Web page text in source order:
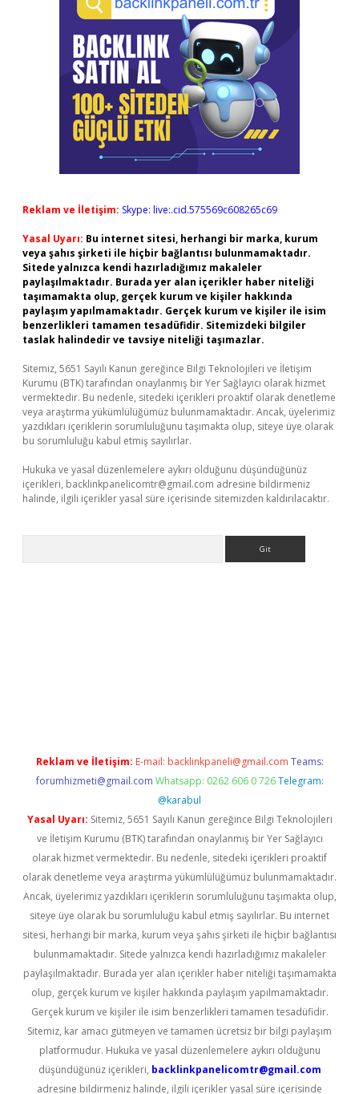
Reklam ve İletişim: Skype: live:.cid.575569c608265c69
Yasal Uyarı: Bu internet sitesi, herhangi bir marka, kurum
veya şahıs şirketi ile hiçbir bağlantısı bulunmamaktadır.
Sitede yalnızca kendi hazırladığımız makaleler
paylaşılmaktadır. Burada yer alan içerikler haber niteliği
taşımamakta olup, gerçek kurum ve kişiler hakkında
paylaşım yapılmamaktadır. Gerçek kurum ve kişiler ile isim
benzerlikleri tamamen tesadüfidir. Sitemizdeki bilgiler
taslak halindedir ve tavsiye niteliği taşımazlar.
Sitemiz, 5651 Sayılı Kanun gereğince Bilgi Teknolojileri ve İletişim
Kurumu (BTK) tarafından onaylanmış bir Yer Sağlayıcı olarak hizmet
vermektedir. Bu nedenle, sitedeki içerikleri proaktif olarak denetleme
veya araştırma yükümlülüğümüz bulunmamaktadır. Ancak, üyelerimiz
yazdıkları içeriklerin sorumluluğunu taşımakta olup, siteye üye olarak
bu sorumluluğu kabul etmiş sayılırlar.
Hukuka ve yasal düzenlemelere aykırı olduğunu düşündüğünüz
içerikleri, backlinkpanelicomtr@gmail.com adresine bildirmeniz
halinde, ilgili içerikler yasal süre içerisinde sitemizden kaldırılacaktır.
Reklam ve İletişim: E-mail: backlinkpaneli@gmail.com Teams:
forumhizmeti@gmail.com Whatsapp: 0262 606 0 726 Telegram:
@karabul
Yasal Uyarı: Sitemiz, 5651 Sayılı Kanun gereğince Bilgi Teknolojileri
ve İletişim Kurumu (BTK) tarafından onaylanmış bir Yer Sağlayıcı
olarak hizmet vermektedir. Bu nedenle, sitedeki içerikleri proaktif
olarak denetleme veya araştırma yükümlülüğümüz bulunmamaktadır.
Ancak, üyelerimiz yazdıkları içeriklerin sorumluluğunu taşımakta olup,
siteye üye olarak bu sorumluluğu kabul etmiş sayılırlar. Bu internet
sitesi, herhangi bir marka, kurum veya şahıs şirketi ile hiçbir bağlantısı
bulunmamaktadır. Sitede yalnızca kendi hazırladığımız makaleler
paylaşılmaktadır. Burada yer alan içerikler haber niteliği taşımamakta
olup, gerçek kurum ve kişiler hakkında paylaşım yapılmamaktadır.
Gerçek kurum ve kişiler ile isim benzerlikleri tamamen tesadüfidir.
Sitemiz, kar amacı gütmeyen ve tamamen ücretsiz bir bilgi paylaşım
platformudur. Hukuka ve yasal düzenlemelere aykırı olduğunu
düşündüğünüz içerikleri, backlinkpanelicomtr@gmail.com
adresine bildirmeniz halinde, ilgili içerikler yasal süre içerisinde